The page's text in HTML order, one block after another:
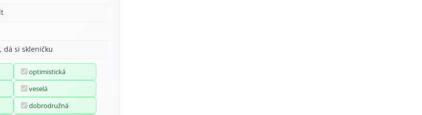
dá si skleničku
optimistická
veselá
dobrodružná